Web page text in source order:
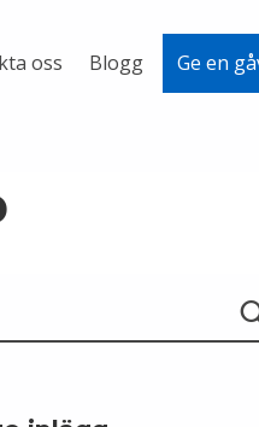
oss Blogg Ge en